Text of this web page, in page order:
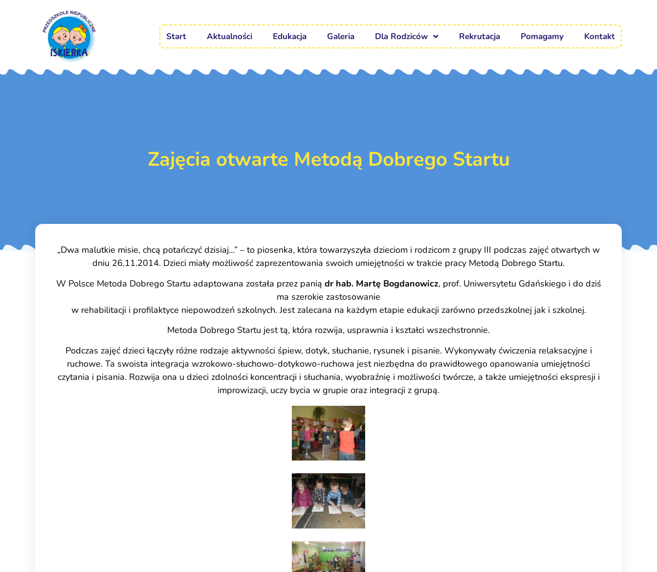
Start Aktualności Edukacja Galeria Dla Rodziców Rekrutacja Pomagamy Kontakt
Zajęcia otwarte Metodą Dobrego Startu
„Dwa malutkie misie, chcą potańczyć dzisiaj…” – to piosenka, która towarzyszyła dzieciom i rodzicom z grupy III podczas zajęć otwartych w
dniu 26.11.2014. Dzieci miały możliwość zaprezentowania swoich umiejętności w trakcie pracy Metodą Dobrego Startu.
W Polsce Metoda Dobrego Startu adaptowana została przez panią dr hab. Martę Bogdanowicz, prof. Uniwersytetu Gdańskiego i do dziś
ma szerokie zastosowanie
w rehabilitacji i profilaktyce niepowodzeń szkolnych. Jest zalecana na każdym etapie edukacji zarówno przedszkolnej jak i szkolnej.
Metoda Dobrego Startu jest tą, która rozwija, usprawnia i kształci wszechstronnie.
Podczas zajęć dzieci łączyły różne rodzaje aktywności śpiew, dotyk, słuchanie, rysunek i pisanie. Wykonywały ćwiczenia relaksacyjne i
ruchowe. Ta swoista integracja wzrokowo-słuchowo-dotykowo-ruchowa jest niezbędna do prawidłowego opanowania umiejętności
czytania i pisania. Rozwija ona u dzieci zdolności koncentracji i słuchania, wyobraźnię i możliwości twórcze, a także umiejętności ekspresji i
improwizacji, uczy bycia w grupie oraz integracji z grupą.